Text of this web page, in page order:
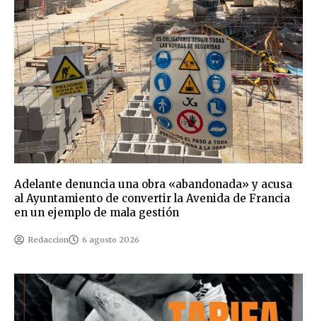
Adelante denuncia una obra «abandonada» y acusa
al Ayuntamiento de convertir la Avenida de Francia
en un ejemplo de mala gestión
Redaccion 6 agosto 2026